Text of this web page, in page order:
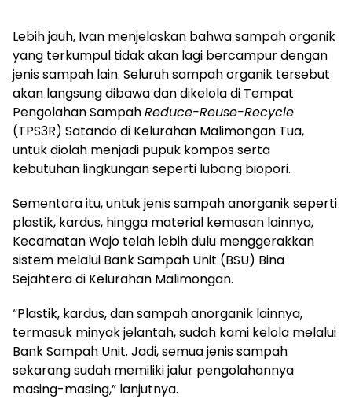
​Lebih jauh, Ivan menjelaskan bahwa sampah organik
yang terkumpul tidak akan lagi bercampur dengan
jenis sampah lain. Seluruh sampah organik tersebut
akan langsung dibawa dan dikelola di Tempat
Pengolahan SampahReduce-Reuse-Recycle
(TPS3R) Satando di Kelurahan Malimongan Tua,
untuk diolah menjadi pupuk kompos serta
kebutuhan lingkungan seperti lubang biopori.
​Sementara itu, untuk jenis sampah anorganik seperti
plastik, kardus, hingga material kemasan lainnya,
Kecamatan Wajo telah lebih dulu menggerakkan
sistem melalui Bank Sampah Unit (BSU) Bina
Sejahtera di Kelurahan Malimongan.
​“Plastik, kardus, dan sampah anorganik lainnya,
termasuk minyak jelantah, sudah kami kelola melalui
Bank Sampah Unit. Jadi, semua jenis sampah
sekarang sudah memiliki jalur pengolahannya
masing-masing,” lanjutnya.